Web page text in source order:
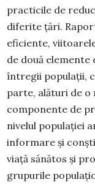
practicile de
diferite țări.
eficiente,
de două elemente
întregii populații,
parte, alături de
componente de
nivelul populației
informare și
viață sănătos și
grupurile